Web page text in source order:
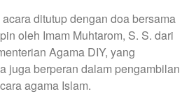
ditutup dengan doa bersama
oleh Imam Muhtarom, S. S. dari
Agama DIY, yang
juga berperan dalam pengambilan
agama Islam.